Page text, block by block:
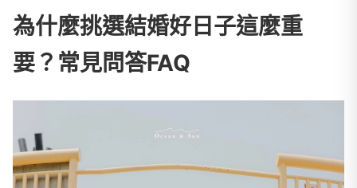
為什麼挑選結婚好日子這麼重
要？常見問答FAQ